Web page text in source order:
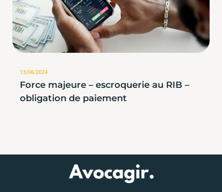
13/06/2024
Force majeure – escroquerie au RIB –
obligation de paiement